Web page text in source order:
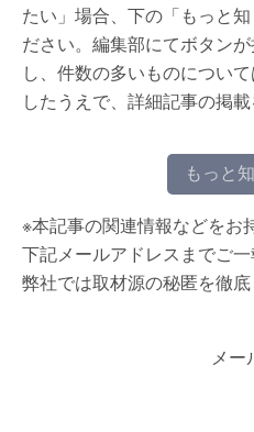
たい」場合、下の「もっと
ださい。編集部にてボタン
し、件数の多いものについ
したうえで、詳細記事の掲
もっと
※本記事の関連情報などをお
下記メールアドレスまでご一
弊社では取材源の秘匿を徹底
メー